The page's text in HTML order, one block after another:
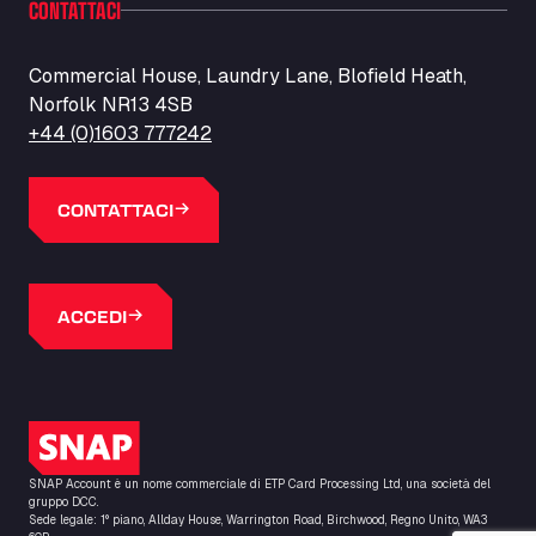
Barneys Diner
Bars Logistics Ltd
Elm Farm Depot, CO6 1HU
Bartrums Haulage & Storage
Basiq Truck Cleaning Amsterdam
Fahrenheitweg 20, 6101 WR
Basiq Truck Cleaning Hoogeveen
A.G. Bellstraat 35A, 7903 AD
16 Inchmuir Road, EH48 2EP
Batim Truckstop
Lar Bck Z 7 Mennen, 8930
Baumann Spedition Dresden GmbH
CONTATTACI
Commercial House, Laundry Lane, Blofield Heath,
Norfolk NR13 4SB
+44 (0)1603 777242
CONTATTACI
ACCEDI
Logo SNAP
SNAP Account è un nome commerciale di ETP Card Processing Ltd, una società del
gruppo DCC.
Sede legale: 1° piano, Allday House, Warrington Road, Birchwood, Regno Unito, WA3